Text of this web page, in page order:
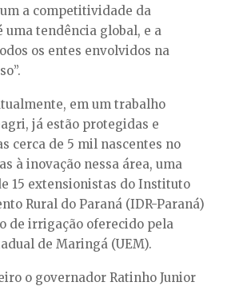
a competitividade da
uma tendência global, e a
os entes envolvidos na
em um trabalho
já estão protegidas e
cerca de 5 mil nascentes no
à inovação nessa área, uma
15 extensionistas do Instituto
Rural do Paraná (IDR-Paraná)
de irrigação oferecido pela
de Maringá (UEM).
o governador Ratinho Junior